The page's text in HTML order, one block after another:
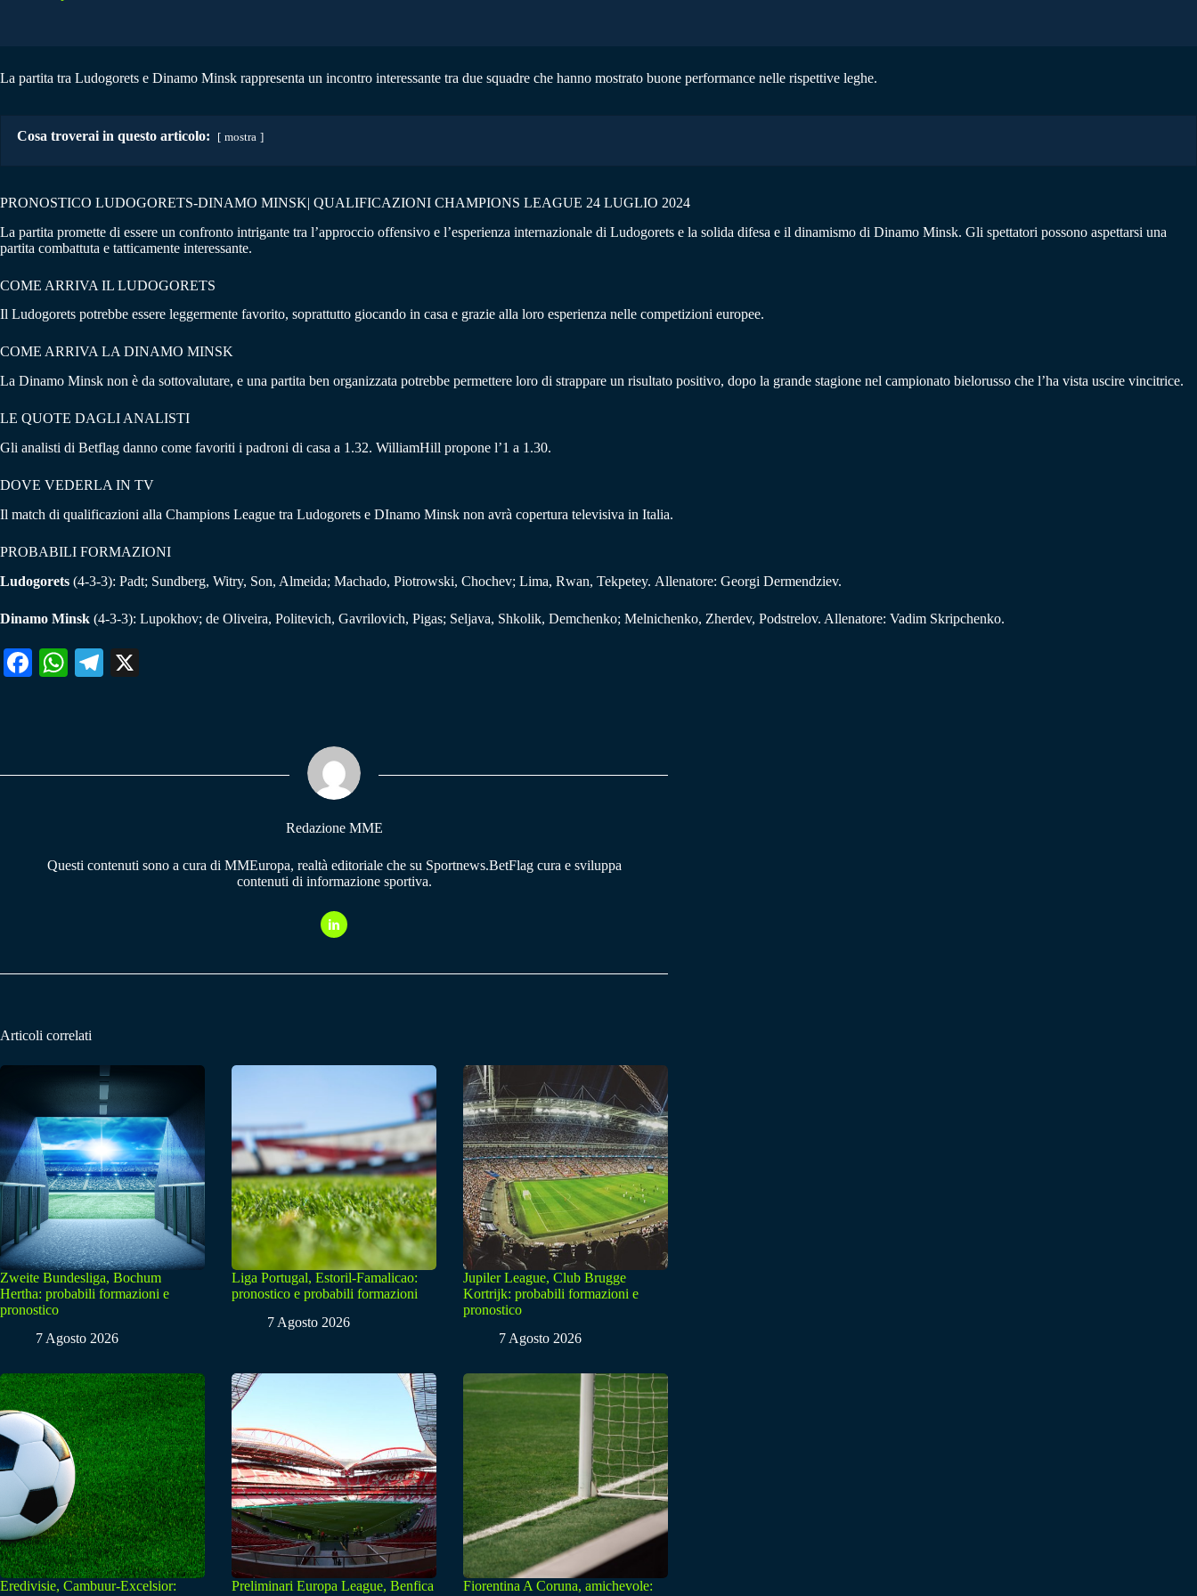
La partita tra Ludogorets e Dinamo Minsk rappresenta un incontro interessante tra due squadre che hanno mostrato buone performance nelle rispettive leghe.
Cosa troverai in questo articolo: mostra
PRONOSTICO LUDOGORETS-DINAMO MINSK| QUALIFICAZIONI CHAMPIONS LEAGUE 24 LUGLIO 2024
La partita promette di essere un confronto intrigante tra l’approccio offensivo e l’esperienza internazionale di Ludogorets e la solida difesa e il dinamismo di Dinamo Minsk. Gli spettatori possono aspettarsi una
partita combattuta e tatticamente interessante.
COME ARRIVA IL LUDOGORETS
Il Ludogorets potrebbe essere leggermente favorito, soprattutto giocando in casa e grazie alla loro esperienza nelle competizioni europee.
COME ARRIVA LA DINAMO MINSK
La Dinamo Minsk non è da sottovalutare, e una partita ben organizzata potrebbe permettere loro di strappare un risultato positivo, dopo la grande stagione nel campionato bielorusso che l’ha vista uscire vincitrice.
LE QUOTE DAGLI ANALISTI
Gli analisti di Betflag danno come favoriti i padroni di casa a 1.32. WilliamHill propone l’1 a 1.30.
DOVE VEDERLA IN TV
Il match di qualificazioni alla Champions League tra Ludogorets e DInamo Minsk non avrà copertura televisiva in Italia.
PROBABILI FORMAZIONI
Ludogorets (4-3-3): Padt; Sundberg, Witry, Son, Almeida; Machado, Piotrowski, Chochev; Lima, Rwan, Tekpetey. Allenatore: Georgi Dermendziev.
Dinamo Minsk (4-3-3): Lupokhov; de Oliveira, Politevich, Gavrilovich, Pigas; Seljava, Shkolik, Demchenko; Melnichenko, Zherdev, Podstrelov. Allenatore: Vadim Skripchenko.
Fa W
pp
Te
m
Redazione MME
Questi contenuti sono a cura di MMEuropa, realtà editoriale che su Sportnews.BetFlag cura e sviluppa
contenuti di informazione sportiva.
Articoli correlati
Zweite Bundesliga, Bochum
Hertha: probabili formazioni e
pronostico
7 Agosto 2026
Liga Portugal, Estoril-Famalicao:
pronostico e probabili formazioni
7 Agosto 2026
Jupiler League, Club Brugge
Kortrijk: probabili formazioni e
pronostico
7 Agosto 2026
Eredivisie, Cambuur-Excelsior:
Preliminari Europa League, Benfica
Fiorentina A Coruna, amichevole: